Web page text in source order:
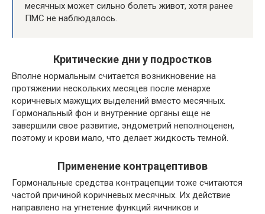
месячных может сильно болеть живот, хотя ранее
ПМС не наблюдалось.
Критические дни у подростков
Вполне нормальным считается возникновение на
протяжении нескольких месяцев после менархе
коричневых мажущих выделений вместо месячных.
Гормональный фон и внутренние органы еще не
завершили свое развитие, эндометрий неполноценен,
поэтому и крови мало, что делает жидкость темной.
Применение контрацептивов
Гормональные средства контрацепции тоже считаются
частой причиной коричневых месячных. Их действие
направлено на угнетение функций яичников и